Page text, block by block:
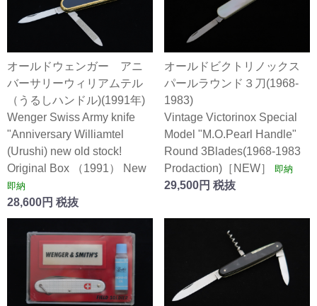
オールドウェンガー アニ
バーサリーウィリアムテル
（うるしハンドル)(1991年)
Wenger Swiss Army knife
"Anniversary Williamtel
(Urushi) new old stock!
Original Box （1991） New
即納
28,600円 税抜
オールドビクトリノックス
パールラウンド３刀(1968-
1983)
Vintage Victorinox Special
Model "M.O.Pearl Handle"
Round 3Blades(1968-1983
Prodaction)［NEW］
即納
29,500円 税抜